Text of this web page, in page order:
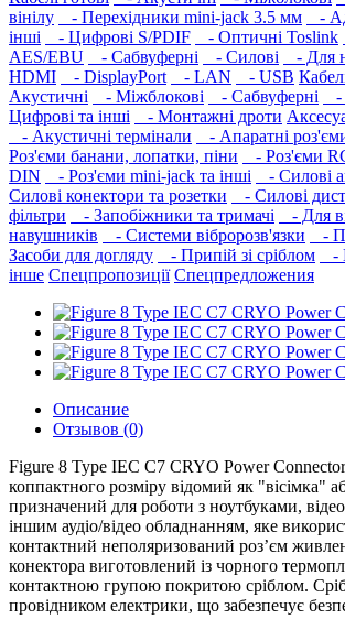
вінілу
- Перехідники mini-jack 3.5 мм
-
інші
- Цифрові S/PDIF - Оптичні Toslink
AES/EBU
- Сабвуферні - Силові - Для
HDMI
- DisplayPort - LAN - USB
Акустичні
- Міжблокові - Сабвуферні -
Цифрові та інші
- Монтажні дроти
- Акустичні термінали
- Апаратні
Роз'єми банани, лопатки, піни
- Роз'єми
DIN
- Роз'єми mini-jack та інші
- Силові
Силові конектори та розетки
- Силові
фільтри
- Запобіжники та тримачі - Для
навушників‎
- Системи вібророзв'язки -
Засоби для догляду
- Припій зі сріблом
-
інше Спецпропозиції Спецпредложения
Описание
Отзывов (0)
Figure 8 Type IEC C7 CRYO Power
коппактного розміру відомий як "вісімка"
призначений для роботи з ноутбуками,
іншим аудіо/відео обладнанням, яке
контактний неполяризований роз’єм
конектора виготовлений із чорного
контактною групою покритою сріблом.
провідником електрики, що забезпечує